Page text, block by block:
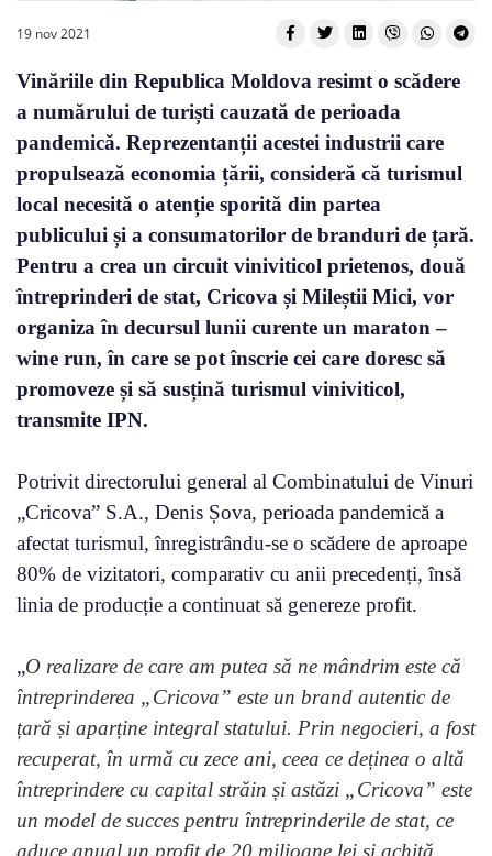
19 nov 2021
Vinăriile din Republica Moldova resimt o scădere
a numărului de turiști cauzată de perioada
pandemică. Reprezentanții acestei industrii care
propulsează economia țării, consideră că turismul
local necesită o atenție sporită din partea
publicului și a consumatorilor de branduri de țară.
Pentru a crea un circuit viniviticol prietenos, două
întreprinderi de stat, Cricova și Mileștii Mici, vor
organiza în decursul lunii curente un maraton –
wine run, în care se pot înscrie cei care doresc să
promoveze și să susțină turismul viniviticol,
transmite IPN.
Potrivit directorului general al Combinatului de Vinuri
„Cricova” S.A., Denis Șova, perioada pandemică a
afectat turismul, înregistrându-se o scădere de aproape
80% de vizitatori, comparativ cu anii precedenți, însă
linia de producție a continuat să genereze profit.
„O realizare de care am putea să ne mândrim este că
întreprinderea „Cricova” este un brand autentic de
țară și aparține integral statului. Prin negocieri, a fost
recuperat, în urmă cu zece ani, ceea ce deținea o altă
întreprindere cu capital străin și astăzi „Cricova” este
un model de succes pentru întreprinderile de stat, ce
aduce anual un profit de 20 milioane lei și achită